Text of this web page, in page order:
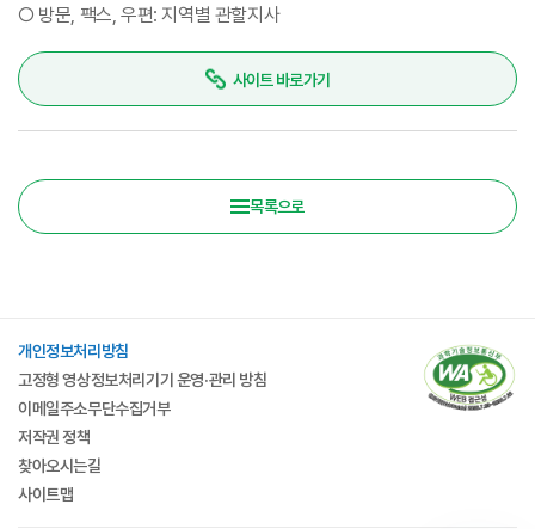
○ 방문, 팩스, 우편: 지역별 관할지사
사이트 바로가기
목록으로
개인정보처리방침
고정형 영상정보처리기기 운영·관리 방침
이메일주소무단수집거부
저작권 정책
찾아오시는길
사이트맵